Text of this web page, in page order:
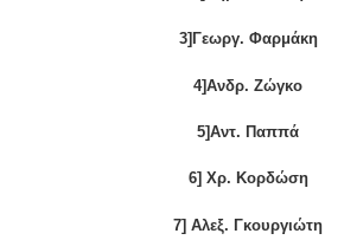
3]Γεωργ. Φαρμάκη
4]Ανδρ. Ζώγκο
5]Αντ. Παππά
6] Χρ. Κορδώση
7] Αλεξ. Γκουργιώτη